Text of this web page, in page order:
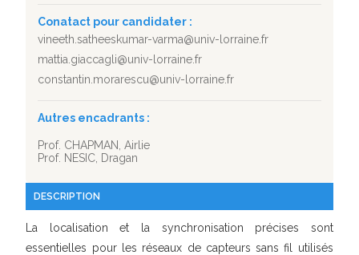
Conatact pour candidater :
vineeth.satheeskumar-varma@univ-lorraine.fr
mattia.giaccagli@univ-lorraine.fr
constantin.morarescu@univ-lorraine.fr
Autres encadrants :
Prof. CHAPMAN, Airlie
Prof. NESIC, Dragan
DESCRIPTION
La localisation et la synchronisation précises sont
essentielles pour les réseaux de capteurs sans fil utilisés